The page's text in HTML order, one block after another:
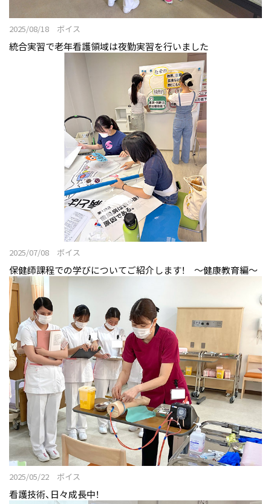
2025/08/18 ボイス
統合実習で老年看護領域は夜勤実習を行いました
2025/07/08 ボイス
保健師課程での学びについてご紹介します！ ～健康教育編～
2025/05/22 ボイス
看護技術、日々成長中！